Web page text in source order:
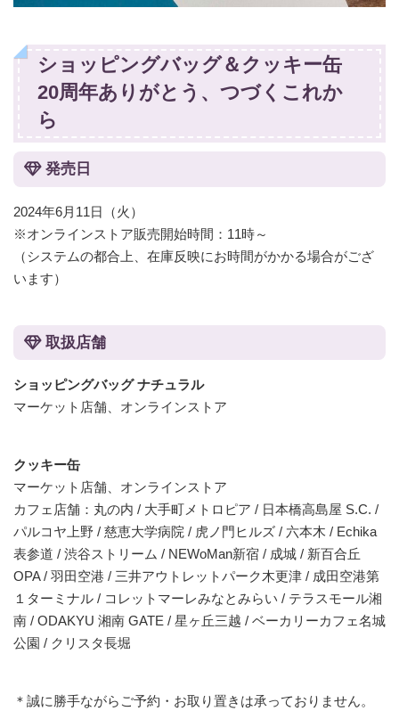
ショッピングバッグ＆クッキー缶
20周年ありがとう、つづくこれか
ら
発売日
2024年6月11日（火）
※オンラインストア販売開始時間：11時～
（システムの都合上、在庫反映にお時間がかかる場合がござ
います）
取扱店舗
ショッピングバッグ ナチュラル
マーケット店舗、オンラインストア
クッキー缶
マーケット店舗、オンラインストア
カフェ店舗：丸の内 / 大手町メトロピア / 日本橋高島屋 S.C. /
パルコヤ上野 / 慈恵大学病院 / 虎ノ門ヒルズ / 六本木 / Echika
表参道 / 渋谷ストリーム / NEWoMan新宿 / 成城 / 新百合丘
OPA / 羽田空港 / 三井アウトレットパーク木更津 / 成田空港第
１ターミナル / コレットマーレみなとみらい / テラスモール湘
南 / ODAKYU 湘南 GATE / 星ヶ丘三越 / ベーカリーカフェ名城
公園 / クリスタ長堀
＊誠に勝手ながらご予約・お取り置きは承っておりません。